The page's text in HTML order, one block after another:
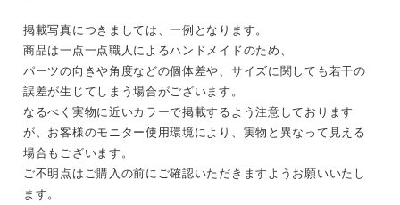
掲載写真につきましては、一例となります。
商品は一点一点職人によるハンドメイドのため、
パーツの向きや角度などの個体差や、サイズに関しても若干の
誤差が生じてしまう場合がございます。
なるべく実物に近いカラーで掲載するよう注意しております
が、お客様のモニター使用環境により、実物と異なって見える
場合もございます。
ご不明点はご購入の前にご確認いただきますようお願いいたし
ます。